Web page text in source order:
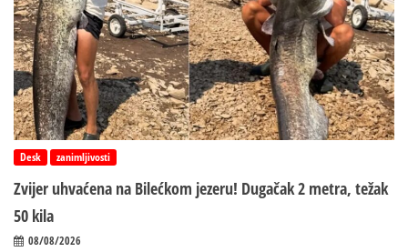
Desk zanimljivosti
Zvijer uhvaćena na Bilećkom jezeru! Dugačak 2 metra, težak
50 kila
08/08/2026